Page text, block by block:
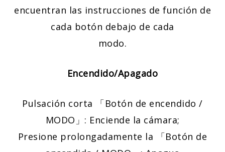
encuentran las instrucciones de función de
cada botón debajo de cada
modo.
Encendido/Apagado
Pulsación corta 「Botón de encendido /
MODO」: Enciende la cámara;
Presione prolongadamente la 「Botón de